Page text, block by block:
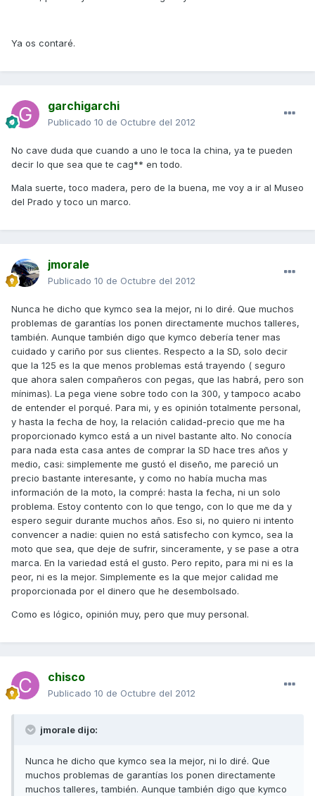
Ya os contaré.
garchigarchi
Publicado 10 de Octubre del 2012
No cave duda que cuando a uno le toca la china, ya te pueden
decir lo que sea que te cag** en todo.
Mala suerte, toco madera, pero de la buena, me voy a ir al Museo
del Prado y toco un marco.
jmorale
Publicado 10 de Octubre del 2012
Nunca he dicho que kymco sea la mejor, ni lo diré. Que muchos
problemas de garantías los ponen directamente muchos talleres,
también. Aunque también digo que kymco debería tener mas
cuidado y cariño por sus clientes. Respecto a la SD, solo decir
que la 125 es la que menos problemas está trayendo ( seguro
que ahora salen compañeros con pegas, que las habrá, pero son
mínimas). La pega viene sobre todo con la 300, y tampoco acabo
de entender el porqué. Para mi, y es opinión totalmente personal,
y hasta la fecha de hoy, la relación calidad-precio que me ha
proporcionado kymco está a un nivel bastante alto. No conocía
para nada esta casa antes de comprar la SD hace tres años y
medio, casi: simplemente me gustó el diseño, me pareció un
precio bastante interesante, y como no había mucha mas
información de la moto, la compré: hasta la fecha, ni un solo
problema. Estoy contento con lo que tengo, con lo que me da y
espero seguir durante muchos años. Eso si, no quiero ni intento
convencer a nadie: quien no está satisfecho con kymco, sea la
moto que sea, que deje de sufrir, sinceramente, y se pase a otra
marca. En la variedad está el gusto. Pero repito, para mi ni es la
peor, ni es la mejor. Simplemente es la que mejor calidad me
proporcionada por el dinero que he desembolsado.
Como es lógico, opinión muy, pero que muy personal.
chisco
Publicado 10 de Octubre del 2012
jmorale dijo:
Nunca he dicho que kymco sea la mejor, ni lo diré. Que
muchos problemas de garantías los ponen directamente
muchos talleres, también. Aunque también digo que kymco